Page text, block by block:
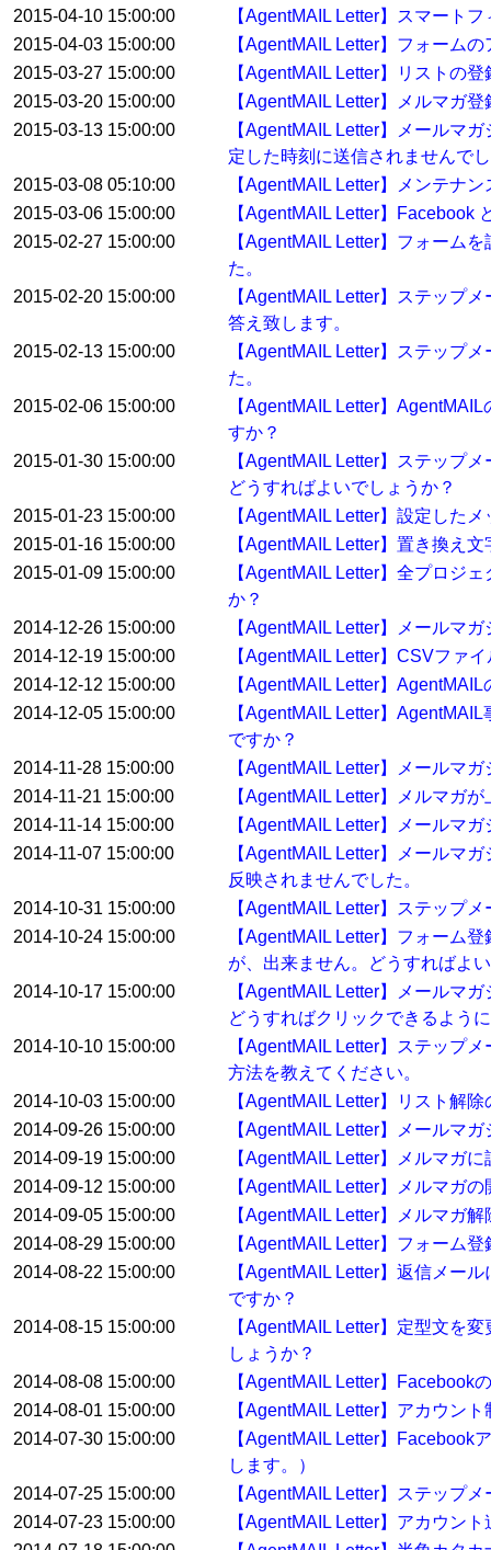
2015-04-10 15:00:00
【AgentMAIL Letter】スマート
2015-04-03 15:00:00
【AgentMAIL Letter】フォーム
2015-03-27 15:00:00
【AgentMAIL Letter】リストの
2015-03-20 15:00:00
【AgentMAIL Letter】メルマガ
2015-03-13 15:00:00
【AgentMAIL Letter】メールマ
定した時刻に送信されませんで
2015-03-08 05:10:00
【AgentMAIL Letter】メンテナ
2015-03-06 15:00:00
【AgentMAIL Letter】Facebook
2015-02-27 15:00:00
【AgentMAIL Letter】フォーム
た。
2015-02-20 15:00:00
【AgentMAIL Letter】ステップ
答え致します。
2015-02-13 15:00:00
【AgentMAIL Letter】ステップ
た。
2015-02-06 15:00:00
【AgentMAIL Letter】
すか？
2015-01-30 15:00:00
【AgentMAIL Letter】ステップ
どうすればよいでしょうか？
2015-01-23 15:00:00
【AgentMAIL Letter】設定した
2015-01-16 15:00:00
【AgentMAIL Letter】置き換え
2015-01-09 15:00:00
【AgentMAIL Letter】全プロジ
か？
2014-12-26 15:00:00
【AgentMAIL Letter】メールマ
2014-12-19 15:00:00
【AgentMAIL Letter】CSVファ
2014-12-12 15:00:00
【AgentMAIL Letter】
2014-12-05 15:00:00
【AgentMAIL Letter】
ですか？
2014-11-28 15:00:00
【AgentMAIL Letter】メールマ
2014-11-21 15:00:00
【AgentMAIL Letter】メルマガ
2014-11-14 15:00:00
【AgentMAIL Letter】メールマ
2014-11-07 15:00:00
【AgentMAIL Letter】メールマ
反映されませんでした。
2014-10-31 15:00:00
【AgentMAIL Letter】ステップ
2014-10-24 15:00:00
【AgentMAIL Letter】フォーム
が、出来ません。どうすればよ
2014-10-17 15:00:00
【AgentMAIL Letter】メールマ
どうすればクリックできるよう
2014-10-10 15:00:00
【AgentMAIL Letter】ステップ
方法を教えてください。
2014-10-03 15:00:00
【AgentMAIL Letter】リスト解
2014-09-26 15:00:00
【AgentMAIL Letter】メールマ
2014-09-19 15:00:00
【AgentMAIL Letter】メルマガ
2014-09-12 15:00:00
【AgentMAIL Letter】メルマガ
2014-09-05 15:00:00
【AgentMAIL Letter】メルマガ
2014-08-29 15:00:00
【AgentMAIL Letter】フォーム
2014-08-22 15:00:00
【AgentMAIL Letter】返信メー
ですか？
2014-08-15 15:00:00
【AgentMAIL Letter】定型文を
しょうか？
2014-08-08 15:00:00
【AgentMAIL Letter】
2014-08-01 15:00:00
【AgentMAIL Letter】アカウン
2014-07-30 15:00:00
【AgentMAIL Letter】
します。）
2014-07-25 15:00:00
【AgentMAIL Letter】ステップ
2014-07-23 15:00:00
【AgentMAIL Letter】アカウン